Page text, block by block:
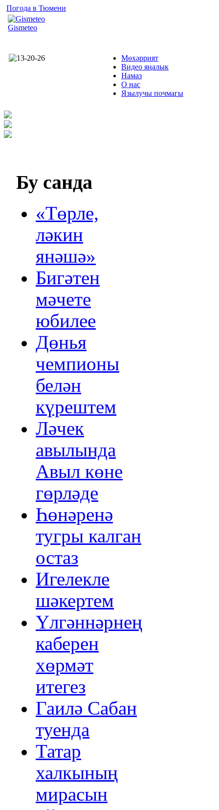
Погода в Тюмени
Gismeteo
Мөхәррият
Видео яңалык
Намаз
О нас
Язылучы почмагы
Бу санда
«Төрле,
ләкин
янәшә»
Бигәтен
мәчете
юбилее
Дөнья
чемпионы
белән
күрештем
Ләчек
авылында
Авыл көне
гөрләде
Һөнәренә
тугры калган
остаз
Игелекле
шәкертем
Үлгәннәрнең
каберен
хөрмәт
итегез
Гаилә Сабан
туенда
Татар
халкының
мирасын